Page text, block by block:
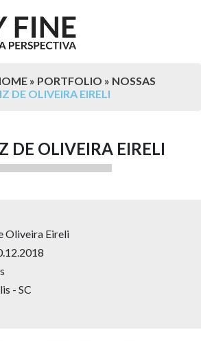
» PORTFOLIO » NOSSAS
DE OLIVEIRA EIRELI
DE OLIVEIRA EIRELI
Oliveira Eireli
- SC